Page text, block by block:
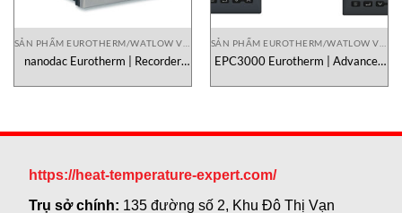
nanodac Eurotherm | Recorder
Controller Chính Hãng
EPC3000 Eurotherm | Advanced
Chính Hãng
https://heat-temperature-expert.com/
Trụ sở chính: 135 đường số 2, Khu Đô Thị Vạn